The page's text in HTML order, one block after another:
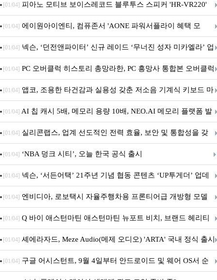
[01/04] 피아노 모티브 보이스레코드 블루투스 스피커 'HR-VR220'
출시
[01/04] 에이원아이엔티, 컴퓨존서 'AONE 파워서플라이 혜택 모
음.ZIP' 이벤트 진행
[01/04] 넥슨, ‘던전앤파이터’ 신규 레이드 ‘무너진 성자 미카엘라’ 업
데이트!
[01/04] PC 오버클럭 히스토리 총망라한, PC 흥망사 통합본 오버클럭
특집(1-4편)
[01/04] 앱코, 조용한 타건감과 실용성 갖춘 저소음 기계식 키보드 마
우스 세트 'KM580' 출시
[01/04] AI 칩 캐시 5배, 메모리 용량 10배, NEO.AI 메모리 플랫폼 발
표
[01/04] 실리콘랩스, 업계 선도적인 전력 효율, 보안 및 통합성을 갖
춘 초저전력 블루투스 LE SoC ‘BG2B’ 공개
[01/04] ‘NBA 덩크 시티’, 오늘 한국 공식 출시
[01/04] 넥슨, ‘서든어택’ 21주년 기념 협동 콘텐츠 ‘UP투게더’ 업데
이트
[01/04] 엔비디아, 로보택시 자율주행차용 프론티어급 개방형 모델
‘알파마요 2 슈퍼’ 상업적 이용 가능
[01/04] Q 바이 애스턴마틴 애스턴마틴 뉴포트 비치, 브랜드 헤리티
지 담은 ‘헤리티지 에디션 컬렉션’ 공개
[01/04] 셰에라자드, Meze Audio(메제 오디오) 'ARTA' 국내 정식 출시
[01/04] 구글 어시스턴트, 9월 4일부터 안드로이드 및 웨어 OS서 순